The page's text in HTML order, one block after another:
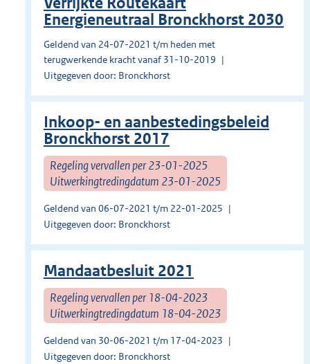
Energieneutraal Bronckhorst 2030
Geldend van 24-07-2021 t/m heden met
terugwerkende kracht vanaf 31-10-2019
Uitgegeven door: Bronckhorst
Inkoop- en aanbestedingsbeleid
Bronckhorst 2017
Regeling vervallen per 23-01-2025
Uitwerkingtredingdatum 23-01-2025
Geldend van 06-07-2021 t/m 22-01-2025
Uitgegeven door: Bronckhorst
Mandaatbesluit 2021
Regeling vervallen per 18-04-2023
Uitwerkingtredingdatum 18-04-2023
Geldend van 30-06-2021 t/m 17-04-2023
Uitgegeven door: Bronckhorst